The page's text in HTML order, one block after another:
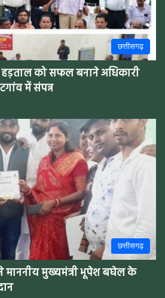
छत्तीसगढ़
को सफल बनाने अधिकारी
में संपन्न
छत्तीसगढ़
ने माननीय मुख्यमंत्री भूपेश बघेल के